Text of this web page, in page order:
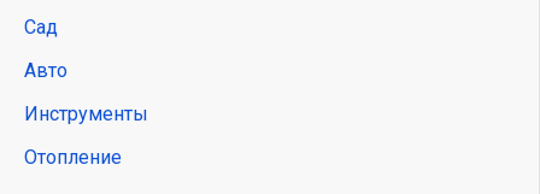
Сад
Авто
Инструменты
Отопление